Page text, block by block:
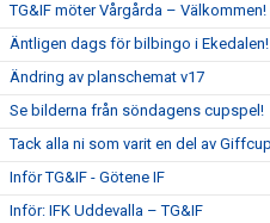
TG&IF möter Vårgårda – Välkommen!
Äntligen dags för bilbingo i Ekedalen!
Ändring av planschemat v17
Se bilderna från söndagens cupspel!
Tack alla ni som varit en del av
Inför TG&IF - Götene IF
Inför: IFK Uddevalla – TG&IF